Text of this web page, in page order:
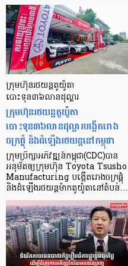
ក្រុមហ៊ុនរថយន្ដតូយ៉ូតា
បោះទុន៣៦លានដុល្លារ
ក្រុមហ៊ុនរថយន្ដតូយ៉ូតា
បោះទុន៣៦លានដុល្លារបង្កើតរោង
ចក្រផ្គុំ និងដំឡើងរថយន្ដនៅកម្ពុជា
ក្រុមប្រឹក្សាអភិវឌ្ឍន៍កម្ពុជា(CDC)បាន
អនុម័តឲ្យក្រុមហ៊ុន Toyota Tsusho
Manufacturing បង្កើតរោងចក្រផ្គុំ
និងដំឡើងរថយន្តម៉ាកតូយ៉ូតានៅតំបន់…